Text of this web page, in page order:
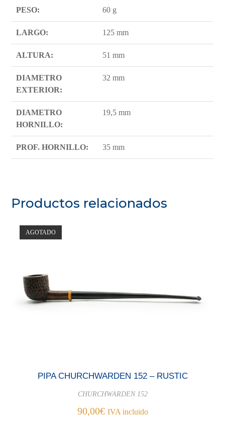
PESO: 60 g
LARGO: 125 mm
ALTURA: 51 mm
DIAMETRO
EXTERIOR:
32 mm
DIAMETRO
HORNILLO:
19,5 mm
PROF. HORNILLO: 35 mm
Productos relacionados
AGOTADO
PIPA CHURCHWARDEN 152 – RUSTIC
CHURCHWARDEN 152
90,00€ IVA incluido